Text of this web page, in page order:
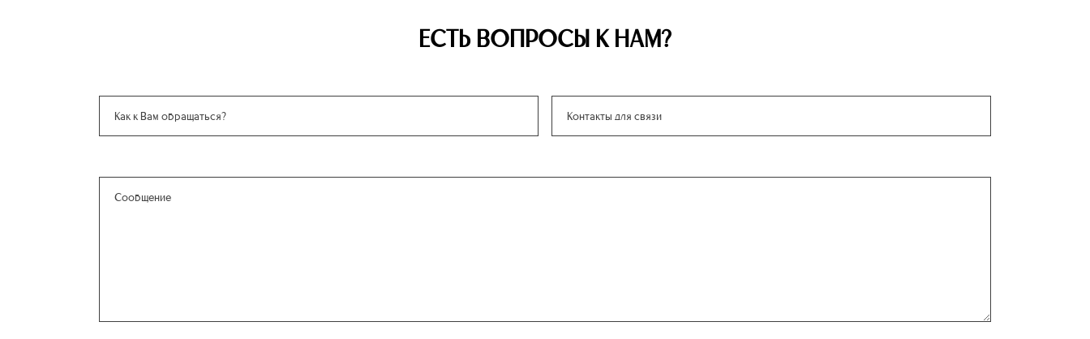
ЕСТЬ ВОПРОСЫ К НАМ?